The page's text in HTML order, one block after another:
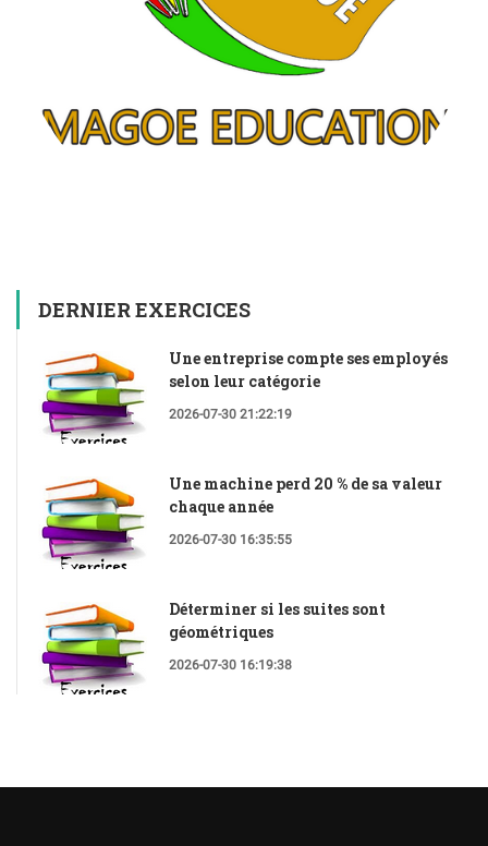
DERNIER EXERCICES
Une entreprise compte ses employés
selon leur catégorie
2026-07-30 21:22:19
Une machine perd 20 % de sa valeur
chaque année
2026-07-30 16:35:55
Déterminer si les suites sont
géométriques
2026-07-30 16:19:38